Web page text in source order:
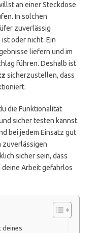
an einer Steckdose
In solchen
zuverlässig
oder nicht. Ein
liefern und im
führen. Deshalb ist
sicherzustellen, dass
die Funktionalität
sicher testen kannst.
bei jedem Einsatz gut
zuverlässigen
sicher sein, dass
Arbeit gefahrlos
deines